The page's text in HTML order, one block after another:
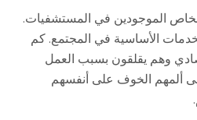
الموجودين في المستشفيات.
الأساسية في المجتمع. كم
وهم يقلقون بسبب العمل
ألمهم الخوف على أنفسهم